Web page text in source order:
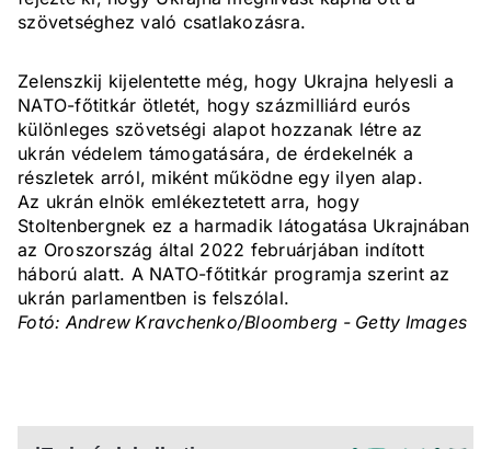
szövetséghez való csatlakozásra.
Zelenszkij kijelentette még, hogy Ukrajna helyesli a
NATO-főtitkár ötletét, hogy százmilliárd eurós
különleges szövetségi alapot hozzanak létre az
ukrán védelem támogatására, de érdekelnék a
részletek arról, miként működne egy ilyen alap.
Az ukrán elnök emlékeztetett arra, hogy
Stoltenbergnek ez a harmadik látogatása Ukrajnában
az Oroszország által 2022 februárjában indított
háború alatt. A NATO-főtitkár programja szerint az
ukrán parlamentben is felszólal.
Fotó: Andrew Kravchenko/Bloomberg - Getty Images